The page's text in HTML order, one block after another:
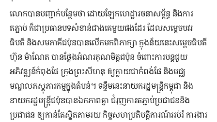
លោកបានបញ្ជាក់បន្ថែមថា ដោយឡែកហេដ្ឋារចនាសម្ព័ន្ធ និងការ
តភ្ជាប់ ក៏ជាប្រធានបទសំខាន់ជាងគេមួយផងដែរ ដែលសម្ដេចបវរ
ធិបតី និងសមភាគីជប៉ុនបានលើកមកពិភាក្សា ក្នុងន័យនេះសម្ដេចធិបតី
ហ៊ុន ម៉ាណែត បានថ្លែងអំណរគុណមិត្តជប៉ុន ចំពោះការបន្ដជួយ
អភិវឌ្ឍន៍កំពុងផែ ក្រុងព្រះសីហនុ ឲ្យក្លាយជាកំពង់ផែ និងមជ្ឈ
មណ្ឌលភស្ដុភារកម្មក្នុងតំបន់។ ទន្ទឹមនេះនាយករដ្ឋមន្រ្ដីកម្ពុជា និង
នាយករដ្ឋមន្រ្ដីជប៉ុនបានឯកភាពគ្នា ជំរុញការតភ្ជាប់ប្រជាជននិង
ប្រជាជន ឲ្យកាន់តែស្និតតាមរយៈកិច្ចសហប្រតិបត្តិការណ៍អប់រំ ការងារ